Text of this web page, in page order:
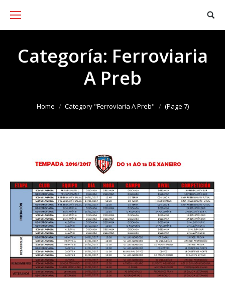
Categoría: Ferroviaria
A Preb
Home Category "Ferroviaria A Preb" (Page 7)